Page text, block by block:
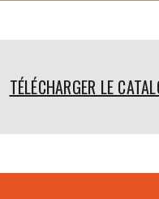
TÉLÉCHARGER LE